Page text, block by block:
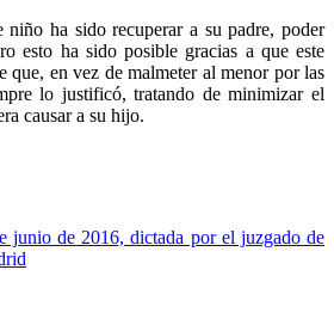
niño ha sido recuperar a su padre, poder
esto ha sido posible gracias a que este
que, en vez de malmeter al menor por las
lo justificó, tratando de minimizar el
causar a su hijo.
junio de 2016, dictada por el juzgado de